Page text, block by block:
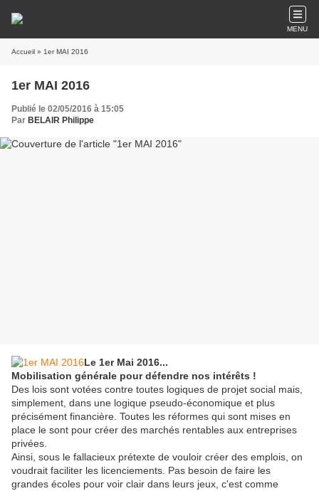
MENU
Accueil » 1er MAI 2016
1er MAI 2016
Publié le 02/05/2016 à 15:05
Par BELAIR Philippe
Le 1er Mai 2016...
Mobilisation générale pour défendre nos intérêts !
Des lois sont votées contre toutes logiques de projet social mais,
simplement, dans une logique pseudo-économique et plus
précisément financière. Toutes les réformes qui sont mises en
place le sont pour créer des marchés rentables aux entreprises
privées.
Ainsi, sous le fallacieux prétexte de vouloir créer des emplois, on
voudrait faciliter les licenciements. Pas besoin de faire les
grandes écoles pour voir clair dans leurs jeux, c'est comme